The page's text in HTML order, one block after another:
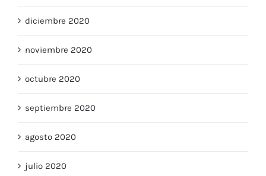
diciembre 2020
noviembre 2020
octubre 2020
septiembre 2020
agosto 2020
julio 2020